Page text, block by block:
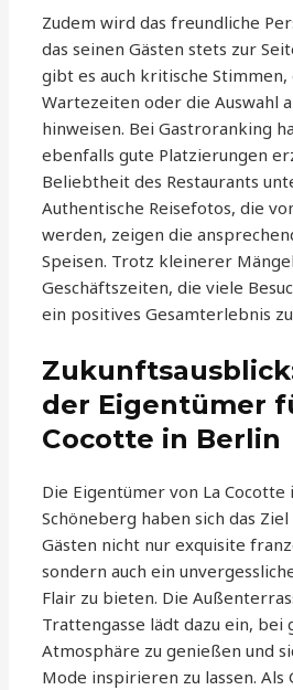
Zudem wird das freundliche
das seinen Gästen stets zur
gibt es auch kritische
Wartezeiten oder die Auswahl
hinweisen. Bei Gastroranking
ebenfalls gute Platzierungen
Beliebtheit des Restaurants
Authentische Reisefotos, die
werden, zeigen die
Speisen. Trotz kleinerer
Geschäftszeiten, die viele
ein positives Gesamterlebnis
der Eigentümer
Cocotte in Berlin
Die Eigentümer von La Cocotte
Schöneberg haben sich das
Gästen nicht nur exquisite
sondern auch ein
Flair zu bieten. Die
Trattengasse lädt dazu ein, bei
Atmosphäre zu genießen und
Mode inspirieren zu lassen. Als